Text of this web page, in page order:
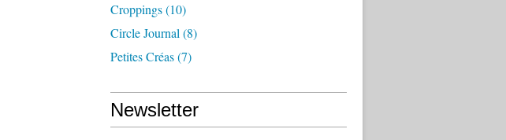
Croppings(10)
Circle Journal (8)
Petites Créas(7)
Newsletter